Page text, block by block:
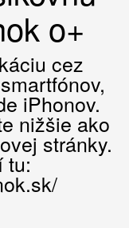
o+
cez
iPhonov.
nižšie ako
stránky.
tu: